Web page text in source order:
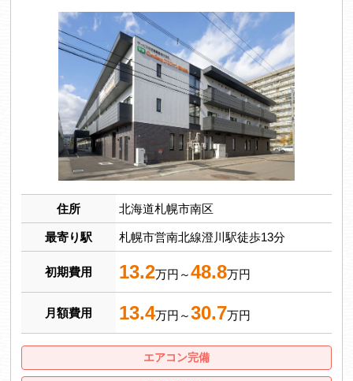
住所 北海道札幌市南区
最寄り駅 札幌市営南北線澄川駅徒歩13分
初期費用 13.2万円～48.8万円
月額費用 13.4万円～30.7万円
エアコン完備